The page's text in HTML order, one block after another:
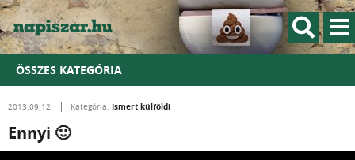
ÖSSZES KATEGÓRIA
2013.09.12. Kategória: Ismert külföldi
Ennyi 🙂